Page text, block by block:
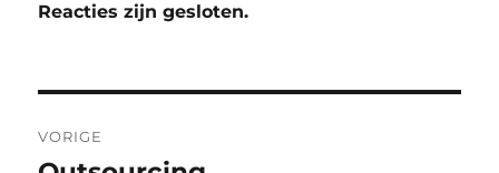
Reacties zijn gesloten.
navigatie
VORIGE